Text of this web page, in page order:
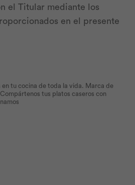
el Titular mediante los
en el presente
en tu cocina de toda la vida. Marca de
Compártenos tus platos caseros con